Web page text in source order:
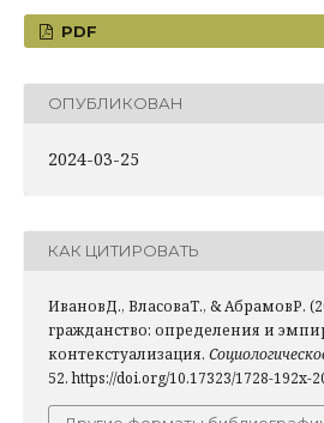
PDF
ОПУБЛИКОВАН
2024-03-25
КАК ЦИТИРОВАТЬ
ИвановД., ВласоваТ., & АбрамовР.
гражданство: определения и
контекстуализация.
52. https://doi.org/10.17323/1728-192x-